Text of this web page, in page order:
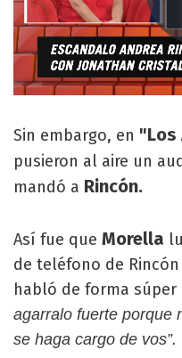
Sin embargo, en "Los
pusieron al aire un
mandó a Rincón.
Así fue que Morella
de teléfono de
habló de forma súper
agarralo fuerte porque
se haga cargo de vos”.